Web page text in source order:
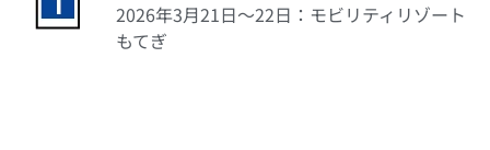
2026年3月21日〜22日：モビリティリゾート
もてぎ